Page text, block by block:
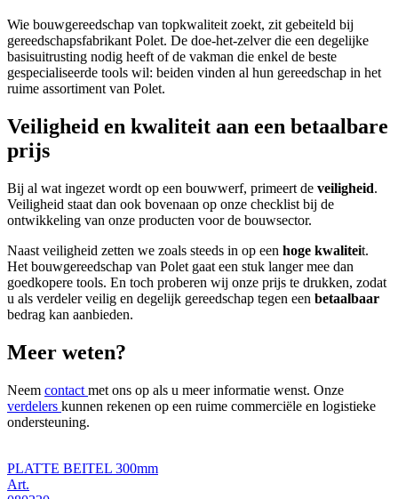
Wie bouwgereedschap van topkwaliteit zoekt, zit gebeiteld bij
gereedschapsfabrikant Polet. De doe-het-zelver die een degelijke
basisuitrusting nodig heeft of de vakman die enkel de beste
gespecialiseerde tools wil: beiden vinden al hun gereedschap in het
ruime assortiment van Polet.
Veiligheid en kwaliteit aan een betaalbare
prijs
Bij al wat ingezet wordt op een bouwwerf, primeert de veiligheid.
Veiligheid staat dan ook bovenaan op onze checklist bij de
ontwikkeling van onze producten voor de bouwsector.
Naast veiligheid zetten we zoals steeds in op een hoge kwaliteit.
Het bouwgereedschap van Polet gaat een stuk langer mee dan
goedkopere tools. En toch proberen wij onze prijs te drukken, zodat
u als verdeler veilig en degelijk gereedschap tegen een betaalbaar
bedrag kan aanbieden.
Meer weten?
Neem contact met ons op als u meer informatie wenst. Onze
verdelers kunnen rekenen op een ruime commerciële en logistieke
ondersteuning.
PLATTE BEITEL 300mm
Art.